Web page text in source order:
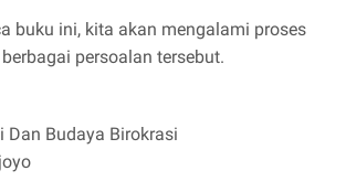
buku ini, kita akan mengalami proses
persoalan tersebut.
Dan Budaya Birokrasi